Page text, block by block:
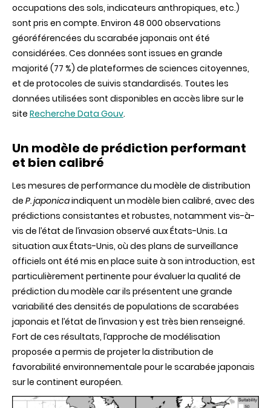
occupations des sols, indicateurs anthropiques, etc.)
sont pris en compte. Environ 48 000 observations
géoréférencées du scarabée japonais ont été
considérées. Ces données sont issues en grande
majorité (77 %) de plateformes de sciences citoyennes,
et de protocoles de suivis standardisés. Toutes les
données utilisées sont disponibles en accès libre sur le
site Recherche Data Gouv.
Un modèle de prédiction performant
et bien calibré
Les mesures de performance du modèle de distribution
de P. japonicaindiquent un modèle bien calibré, avec des
prédictions consistantes et robustes, notamment vis-à-
vis de l’état de l’invasion observé aux États-Unis. La
situation aux États-Unis, où des plans de surveillance
officiels ont été mis en place suite à son introduction, est
particulièrement pertinente pour évaluer la qualité de
prédiction du modèle car ils présentent une grande
variabilité des densités de populations de scarabées
japonais et l’état de l’invasion y est très bien renseigné.
Fort de ces résultats, l’approche de modélisation
proposée a permis de projeter la distribution de
favorabilité environnementale pour le scarabée japonais
sur le continent européen.